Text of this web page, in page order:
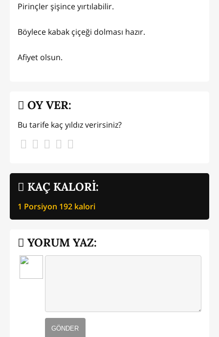
Pirinçler şişince yırtılabilir.
Böylece kabak çiçeği dolması hazır.
Afiyet olsun.
KAÇ KALORİ:
1 Porsiyon 192 kalori
OY VER:
Bu tarife kaç yıldız verirsiniz?
YORUM YAZ:
GÖNDER